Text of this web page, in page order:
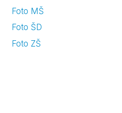
Foto MŠ
Foto ŠD
Foto ZŠ